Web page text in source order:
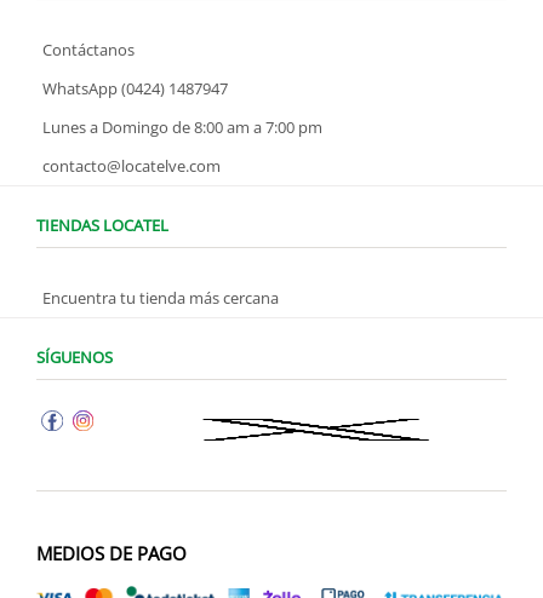
Contáctanos
WhatsApp (0424) 1487947
Lunes a Domingo de 8:00 am a 7:00 pm
contacto@locatelve.com
TIENDAS LOCATEL
Encuentra tu tienda más cercana
SÍGUENOS
MEDIOS DE PAGO